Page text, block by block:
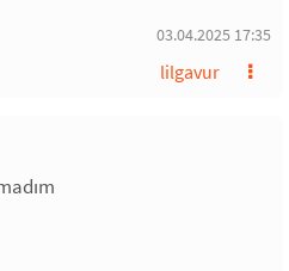
03.04.2025 17:35
lilgavur